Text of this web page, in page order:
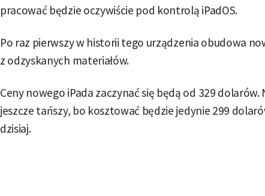
pracować będzie oczywiście pod kontrolą iPadOS.
Po raz pierwszy w historii tego urządzenia obudowa
z odzyskanych materiałów.
Ceny nowego iPada zaczynać się będą od 329
jeszcze tańszy, bo kosztować będzie jedynie 299
dzisiaj.